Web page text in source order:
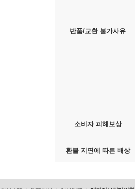
반품/교환 불가사유
소비자 피해보상
환불 지연에 따른 배상